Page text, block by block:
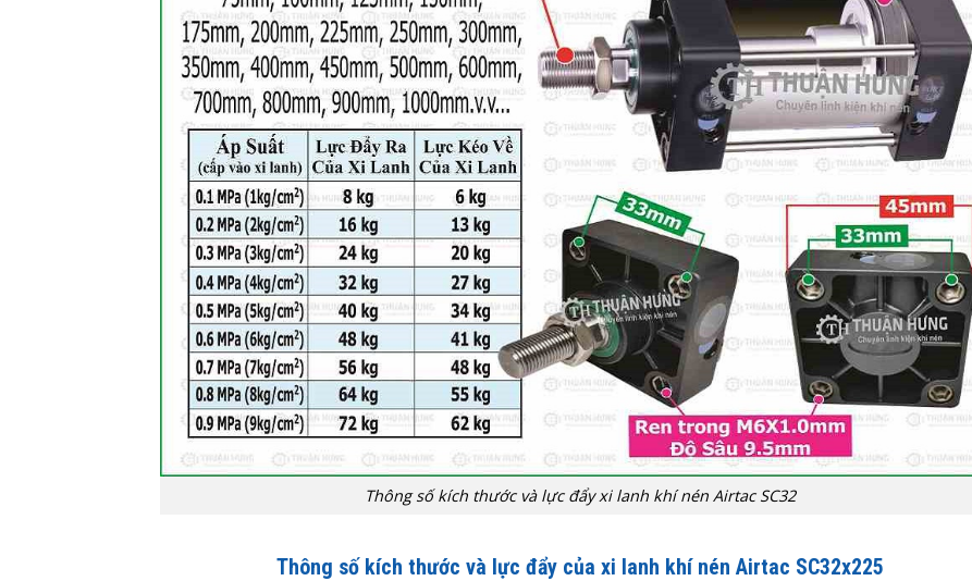
Thông số kích thước và lực đẩy xi lanh khí nén Airtac SC32
Thông số kích thước và lực đẩy của xi lanh khí nén Airtac SC32x225